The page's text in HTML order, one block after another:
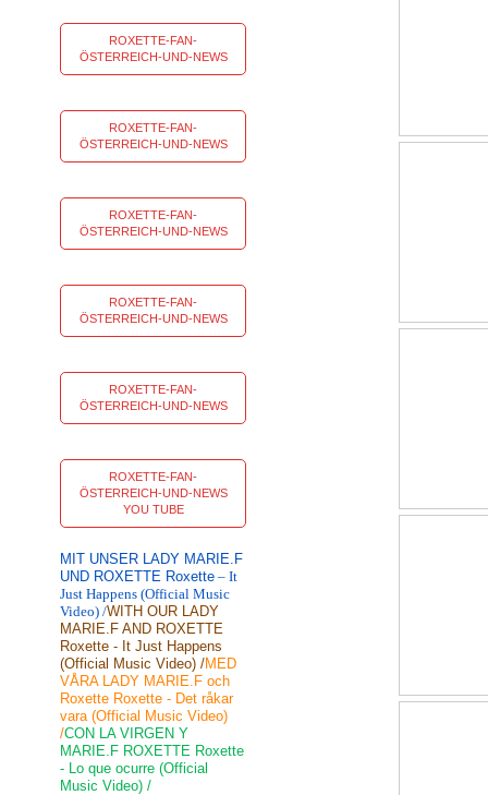
ROXETTE-FAN-
ÖSTERREICH-UND-NEWS
ROXETTE-FAN-
ÖSTERREICH-UND-NEWS
ROXETTE-FAN-
ÖSTERREICH-UND-NEWS
ROXETTE-FAN-
ÖSTERREICH-UND-NEWS
ROXETTE-FAN-
ÖSTERREICH-UND-NEWS
ROXETTE-FAN-
ÖSTERREICH-UND-NEWS
YOU TUBE
MIT UNSER LADY MARIE.F
UND ROXETTE Roxette – It
Just Happens (Official Music
Video) /WITH OUR LADY
MARIE.F AND ROXETTE
Roxette - It Just Happens
(Official Music Video) /MED
VÅRA LADY MARIE.F och
Roxette Roxette - Det råkar
vara (Official Music Video)
/CON LA VIRGEN Y
MARIE.F ROXETTE Roxette
- Lo que ocurre (Official
Music Video) /